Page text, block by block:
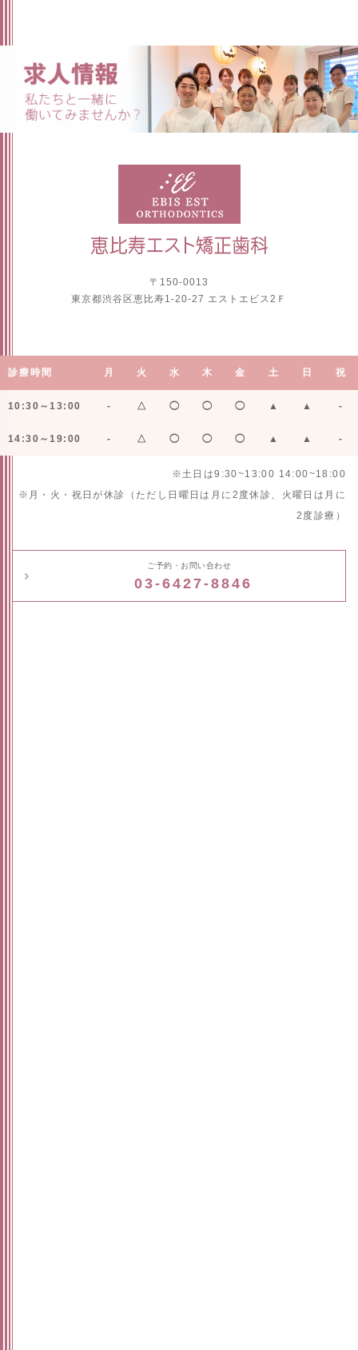
〒150-0013
東京都渋谷区恵比寿1-20-27 エストエビス2Ｆ
診療時間 月 火 水 木 金 土 日 祝
10:30～13:00 - △ ◯ ◯ ◯ ▲ ▲ -
14:30～19:00 - △ ◯ ◯ ◯ ▲ ▲ -
※土日は9:30~13:00 14:00~18:00
※月・火・祝日が休診（ただし日曜日は月に2度休診、火曜日は月に
2度診療）
ご予約・お問い合わせ
03-6427-8846